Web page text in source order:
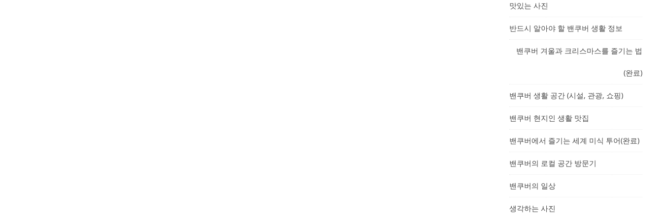
맛있는 사진
반드시 알아야 할 밴쿠버 생활 정보
밴쿠버 겨울과 크리스마스를 즐기는 법
(완료)
밴쿠버 생활 공간 (시설, 관광, 쇼핑)
밴쿠버 현지인 생활 맛집
밴쿠버에서 즐기는 세계 미식 투어(완료)
밴쿠버의 로컬 공간 방문기
밴쿠버의 일상
생각하는 사진